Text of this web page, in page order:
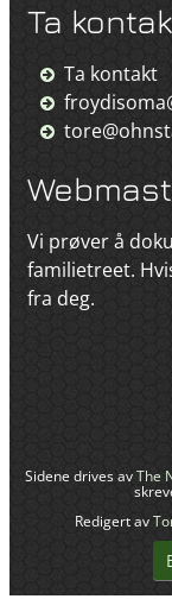
Ta
Ta kontakt
Vi prøver å
familietreet.
fra deg.
Sidene drives avThe
Redigert av